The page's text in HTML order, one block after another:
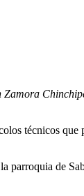
técnicos
parroquia de